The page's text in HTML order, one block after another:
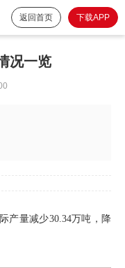
返回首页 下载APP
况一览
产量减少30.34万吨，降